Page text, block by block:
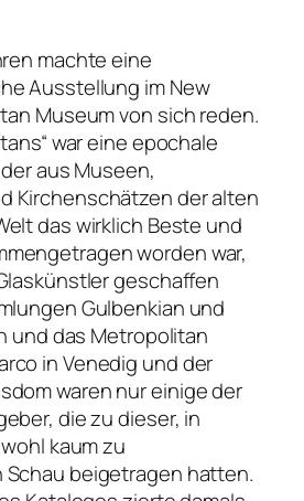
machte eine
Ausstellung im New
Museum von sich reden.
war eine epochale
aus Museen,
Kirchenschätzen der alten
das wirklich Beste und
worden war,
geschaffen
Gulbenkian und
und das Metropolitan
in Venedig und der
waren nur einige der
die zu dieser, in
kaum zu
beigetragen hatten.